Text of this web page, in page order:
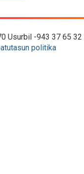
Usurbil -943 37 65 32
politika